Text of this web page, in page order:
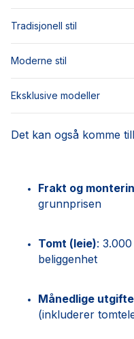
Tradisjonell stil
Moderne stil
Eksklusive modeller
Det kan også komme
Frakt og
grunnprisen
Tomt (leie):
beliggenhet
Månedlige
(inkluderer